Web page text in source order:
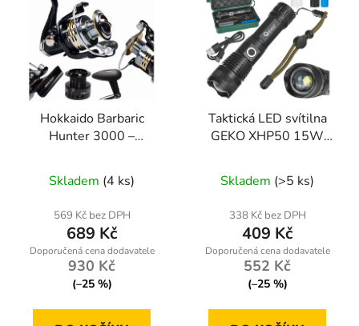
Hokkaido Barbaric
Hunter 3000 –
přední brzdou a
náhradní cívkou (9+1
ložisek)
Skladem (4 ks)
569 Kč bez DPH
689 Kč
930 Kč
(–25 %)
Taktická LED svítilna
GEKO XHP50 15W
akumulátorem
1800mAh - voděodolná
IPX3
Skladem (>5 ks)
338 Kč bez DPH
409 Kč
552 Kč
(–25 %)